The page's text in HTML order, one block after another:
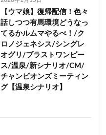
【ウマ娘】復帰配信！色々
話しつつ有馬環境どうなっ
てるかルムマやるべ！/ク
ロノジェネシス/シングレ
オグリ/ブラストワンピー
ス/温泉/新シナリオ/CM/
チャンピオンズミーティン
グ【温泉シナリオ】